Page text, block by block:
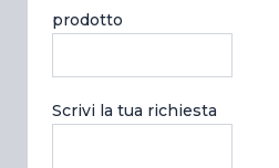
prodotto
Scrivi la tua richiesta